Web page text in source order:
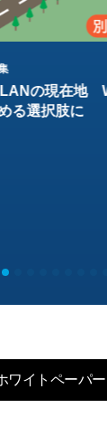
の現在地
る選択肢に
ワイトペーパー